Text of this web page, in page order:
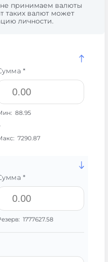
принимаем валюты
таких валют может
личности.
*
88.95
7290.87
*
1777627.58